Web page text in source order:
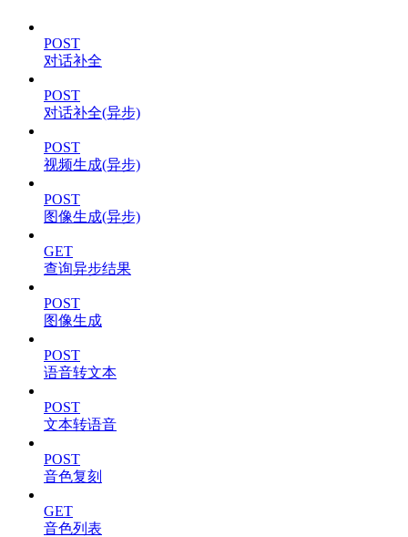
POST
对话补全
POST
对话补全(异步)
POST
视频生成(异步)
POST
图像生成(异步)
GET
查询异步结果
POST
图像生成
POST
语音转文本
POST
文本转语音
POST
音色复刻
GET
音色列表